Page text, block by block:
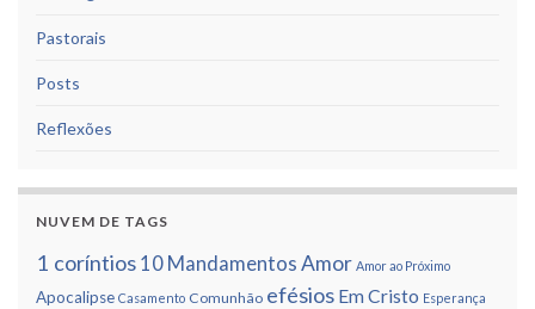
Pastorais
Posts
Reflexões
NUVEM DE TAGS
1 corí­ntios 10 Mandamentos Amor Amor ao Próximo
Apocalipse Casamento Comunhão efésios Em Cristo Esperança